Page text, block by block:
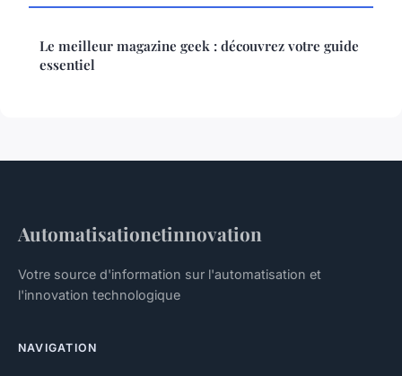
Le meilleur magazine geek : découvrez votre guide
essentiel
Automatisationetinnovation
Votre source d'information sur l'automatisation et
l'innovation technologique
NAVIGATION